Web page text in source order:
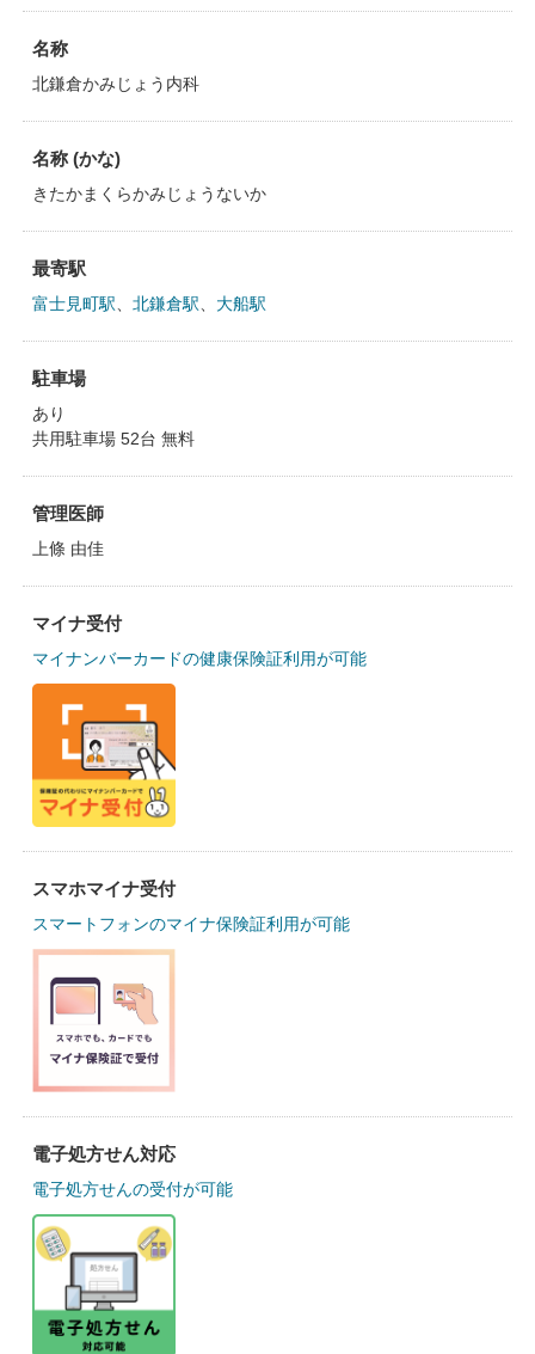
名称
北鎌倉かみじょう内科
名称 (かな)
きたかまくらかみじょうないか
最寄駅
富士見町駅 北鎌倉駅 大船駅
駐車場
あり
共用駐車場 52台 無料
管理医師
上條 由佳
マイナ受付
マイナンバーカードの健康保険証利用が可能
スマホマイナ受付
スマートフォンのマイナ保険証利用が可能
電子処方せん対応
電子処方せんの受付が可能